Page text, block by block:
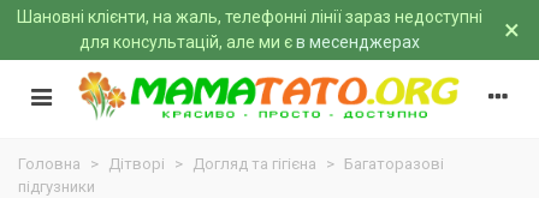
Шановні клієнти, на жаль, телефонні лінії зараз недоступні
для консультацій, але ми єв месенджерах ×
Головна > Дітворі > Догляд та гігієна > Багаторазові
підгузники